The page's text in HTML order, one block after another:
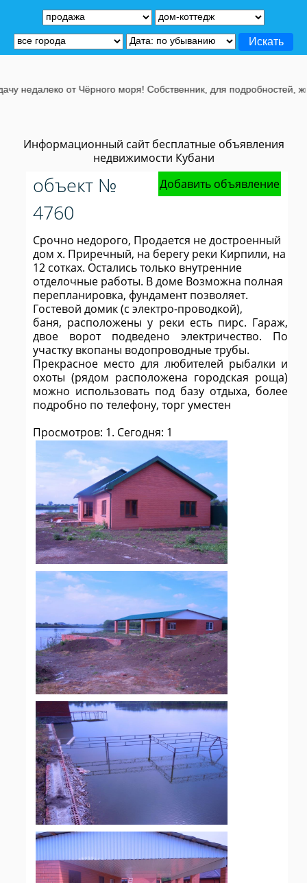
Информационный сайт бесплатные объявления
недвижимости Кубани
Добавить объявление
объект №
4760
Срочно недорого, Продается не достроенный
дом х. Приречный, на берегу реки Кирпили, на
12 сотках. Остались только внутренние
отделочные работы. В доме Возможна полная
перепланировка, фундамент позволяет.
Гостевой домик (с электро-проводкой),
баня, расположены у реки есть пирс. Гараж,
двое ворот подведено электричество. По
участку вкопаны водопроводные трубы.
Прекрасное место для любителей рыбалки и
охоты (рядом расположена городская роща)
можно использовать под базу отдыха, более
подробно по телефону, торг уместен
Просмотров: 1. Сегодня: 1
от Чёрного моря! Собственник, для подробностей, жмите на